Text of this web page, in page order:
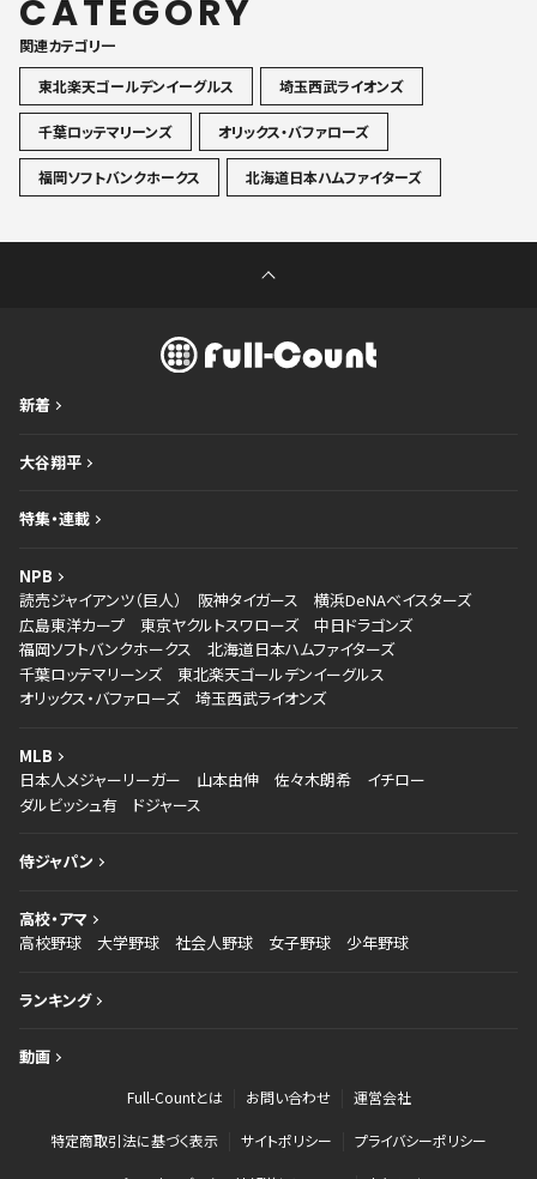
CATEGORY
関連カテゴリ一
東北楽天ゴールデンイーグルス
埼玉西武ライオンズ
千葉ロッテマリーンズ オリックス・バファローズ
福岡ソフトバンクホークス 北海道日本ハムファイターズ
新着
大谷翔平
特集・連載
NPB
読売ジャイアンツ（巨人）
阪神タイガース
横浜DeNAベイスターズ
広島東洋カープ
東京ヤクルトスワローズ
中日ドラゴンズ
福岡ソフトバンクホークス
北海道日本ハムファイターズ
千葉ロッテマリーンズ
東北楽天ゴールデンイーグルス
オリックス・バファローズ
埼玉西武ライオンズ
MLB
日本人メジャーリーガー
山本由伸 佐々木朗希
イチロー
ダルビッシュ有
ドジャース
侍ジャパン
高校・アマ
高校野球
大学野球 社会人野球 女子野球 少年野球
ランキング
動画
Full-Countとは お問い合わせ 運営会社
特定商取引法に基づく表示 サイトポリシー プライバシーポリシー